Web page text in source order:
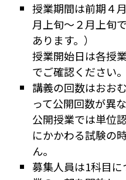
授業期間は前期４
月上旬～２月上旬
あります。）
授業開始日は各授
でご確認ください。
講義の回数はおお
って公開回数が異な
公開授業では単位
にかかわる試験の
ん。
募集人員は1科目